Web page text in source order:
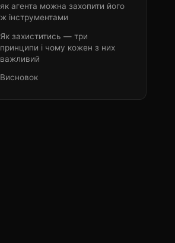
як агента можна захопити його
ж інструментами
Як захиститись — три
принципи і чому кожен з них
важливий
Висновок